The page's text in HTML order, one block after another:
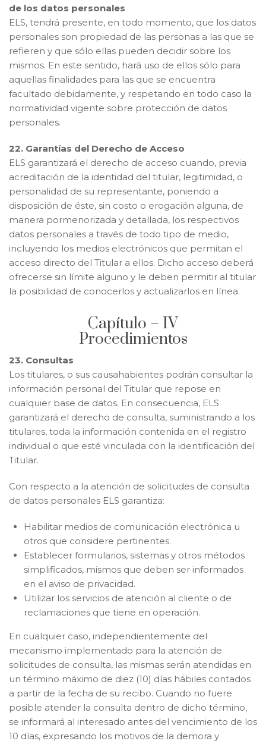
de los datos personales
ELS, tendrá presente, en todo momento, que los datos
personales son propiedad de las personas a las que se
refieren y que sólo ellas pueden decidir sobre los
mismos. En este sentido, hará uso de ellos sólo para
aquellas finalidades para las que se encuentra
facultado debidamente, y respetando en todo caso la
normatividad vigente sobre protección de datos
personales.
22. Garantías del Derecho de Acceso
ELS garantizará el derecho de acceso cuando, previa
acreditación de la identidad del titular, legitimidad, o
personalidad de su representante, poniendo a
disposición de éste, sin costo o erogación alguna, de
manera pormenorizada y detallada, los respectivos
datos personales a través de todo tipo de medio,
incluyendo los medios electrónicos que permitan el
acceso directo del Titular a ellos. Dicho acceso deberá
ofrecerse sin límite alguno y le deben permitir al titular
la posibilidad de conocerlos y actualizarlos en línea.
Capítulo – IV
Procedimientos
23. Consultas
Los titulares, o sus causahabientes podrán consultar la
información personal del Titular que repose en
cualquier base de datos. En consecuencia, ELS
garantizará el derecho de consulta, suministrando a los
titulares, toda la información contenida en el registro
individual o que esté vinculada con la identificación del
Titular.
Con respecto a la atención de solicitudes de consulta
de datos personales ELS garantiza:
Habilitar medios de comunicación electrónica u
otros que considere pertinentes.
Establecer formularios, sistemas y otros métodos
simplificados, mismos que deben ser informados
en el aviso de privacidad.
Utilizar los servicios de atención al cliente o de
reclamaciones que tiene en operación.
En cualquier caso, independientemente del
mecanismo implementado para la atención de
solicitudes de consulta, las mismas serán atendidas en
un término máximo de diez (10) días hábiles contados
a partir de la fecha de su recibo. Cuando no fuere
posible atender la consulta dentro de dicho término,
se informará al interesado antes del vencimiento de los
10 días, expresando los motivos de la demora y